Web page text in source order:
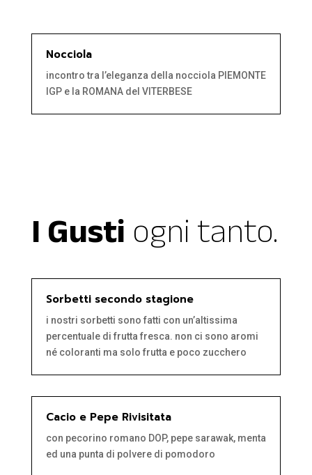
Nocciola
incontro tra l’eleganza della nocciola PIEMONTE
IGP e la ROMANA del VITERBESE
I Gusti ogni tanto.
Sorbetti secondo stagione
i nostri sorbetti sono fatti con un’altissima
percentuale di frutta fresca. non ci sono aromi
né coloranti ma solo frutta e poco zucchero
Cacio e Pepe Rivisitata
con pecorino romano DOP, pepe sarawak, menta
ed una punta di polvere di pomodoro